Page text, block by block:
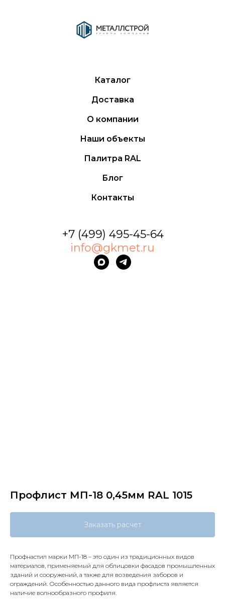
Каталог
Доставка
О компании
Наши объекты
Палитра RAL
Блог
Контакты
+7 (499) 495-45-64
info@gkmet.ru
Профлист МП-18 0,45мм RAL 1015
Заказать расчет
Профнастил марки МП-18 – это один из традиционных видов
материалов, применяемый для облицовки фасадов промышленных
зданий и сооружений, а также для возведения заборов и
ограждений. Особенностью данного вида профлиста является
наличие волнообразного профиля.